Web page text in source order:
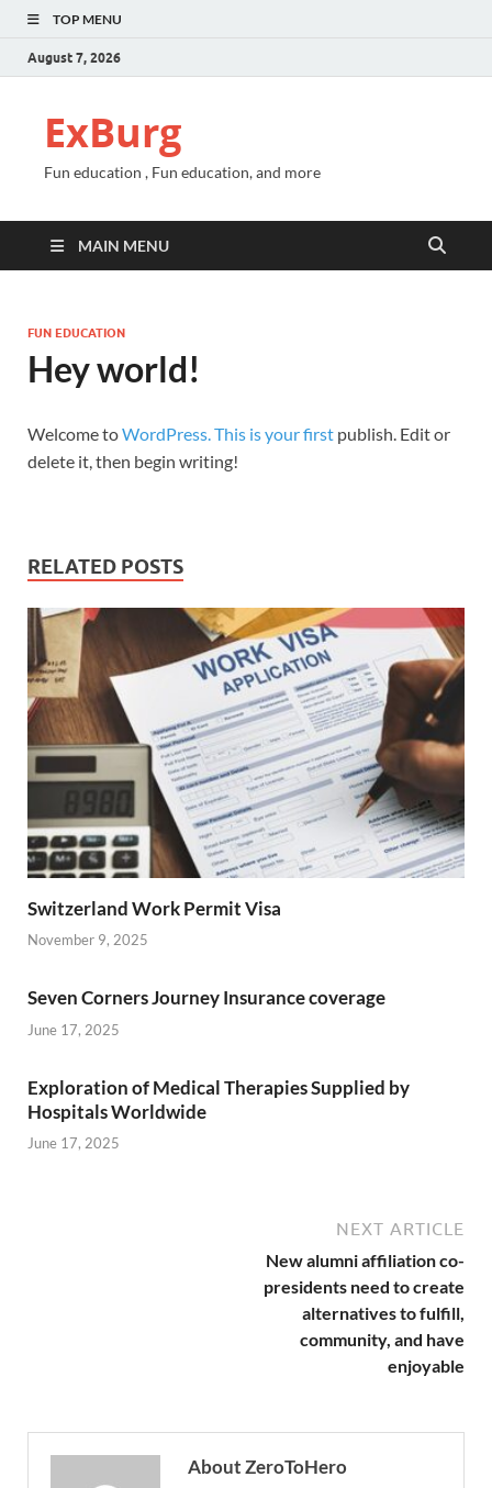
TOP MENU
August 7, 2026
ExBurg
Fun education , Fun education, and more
MAIN MENU
FUN EDUCATION
Hey world!
Welcome toWordPress. This is your first publish. Edit or
delete it, then begin writing!
RELATED POSTS
Switzerland Work Permit Visa
November 9, 2025
Seven Corners Journey Insurance coverage
June 17, 2025
Exploration of Medical Therapies Supplied by
Hospitals Worldwide
June 17, 2025
NEXT ARTICLE
New alumni affiliation co-
presidents need to create
alternatives to fulfill,
community, and have
enjoyable
About ZeroToHero